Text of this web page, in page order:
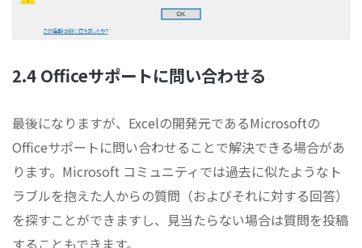
2.4 Officeサポートに問い合わせる
最後になりますが、Excelの開発元であるMicrosoftの
Officeサポートに問い合わせることで解決できる場合があ
ります。Microsoft コミュニティでは過去に似たようなト
ラブルを抱えた人からの質問（およびそれに対する回答）
を探すことができますし、見当たらない場合は質問を投稿